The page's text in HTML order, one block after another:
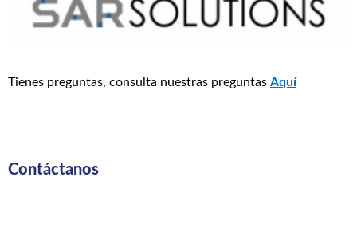
Tienes preguntas, consulta nuestras preguntas Aquí
Contáctanos